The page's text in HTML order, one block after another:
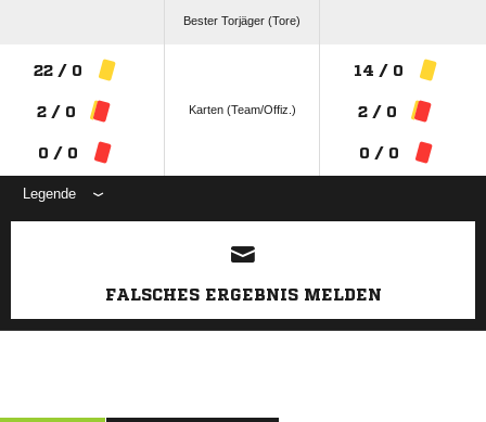
Bester Torjäger (Tore)
22 / 0
2 / 0
0 / 0
Karten (Team/Offiz.)
14 / 0
2 / 0
0 / 0
Legende
ANZEIGE
FALSCHES ERGEBNIS MELDEN